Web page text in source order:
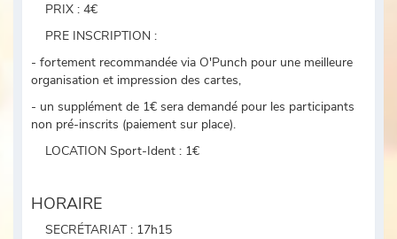
PRIX : 4€
PRE INSCRIPTION :
- fortement recommandée via O'Punch pour une meilleure
organisation et impression des cartes,
- un supplément de 1€ sera demandé pour les participants
non pré-inscrits (paiement sur place).
LOCATION Sport-Ident : 1€
HORAIRE
SECRÉTARIAT : 17h15